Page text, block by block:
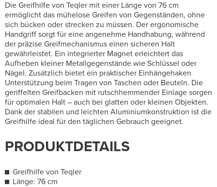
Die Greifhilfe von Teqler mit einer Länge von 76 cm
ermöglicht das mühelose Greifen von Gegenständen, ohne
sich bücken oder strecken zu müssen. Der ergonomische
Handgriff sorgt für eine angenehme Handhabung, während
der präzise Greifmechanismus einen sicheren Halt
gewährleistet. Ein integrierter Magnet erleichtert das
Aufheben kleiner Metallgegenstände wie Schlüssel oder
Nägel. Zusätzlich bietet ein praktischer Einhängehaken
Unterstützung beim Tragen von Taschen oder Beuteln. Die
geriffelten Greifbacken mit rutschhemmender Einlage sorgen
für optimalen Halt – auch bei glatten oder kleinen Objekten.
Dank der stabilen und leichten Aluminiumkonstruktion ist die
Greifhilfe ideal für den täglichen Gebrauch geeignet.
PRODUKTDETAILS
Greifhilfe von Teqler
Länge: 76 cm